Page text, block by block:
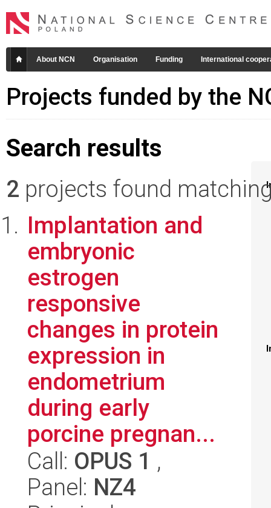
About NCN Organisation Funding International
Projects funded by the
Search results
2 projects found
Implantation and
embryonic
estrogen
responsive
changes in protein
expression in
endometrium
during early
porcine pregnan...
Call: OPUS 1 ,
Panel: NZ4